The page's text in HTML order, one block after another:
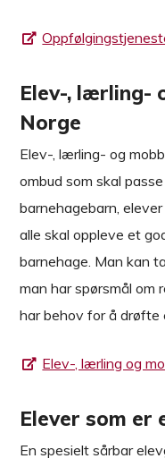
Elev-, lærling-
Norge
Elev-, lærling- og
ombud som skal
barnehagebarn,
alle skal oppleve et
barnehage. Man kan
man har spørsmål om
har behov for å drøfte
Elev-, lærling og
Elever som er
En spesielt sårbar